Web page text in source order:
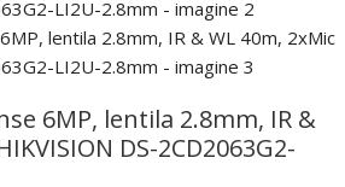
6MP, lentila 2.8mm, IR &
DS-2CD2063G2-